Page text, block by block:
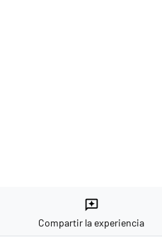
reviews
Compartir la experiencia